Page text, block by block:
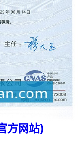
方网站)